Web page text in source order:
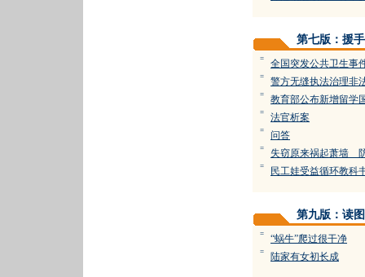
第七版：援手
= 全国突发公共卫生事
= 警方无缝执法治理非
= 教育部公布新增留学
= 法官析案
= 问答
= 失窃原来祸起萧墙
= 民工娃受益循环教科
第九版：读图
= “蜗牛”爬过很干净
= 陆家有女初长成